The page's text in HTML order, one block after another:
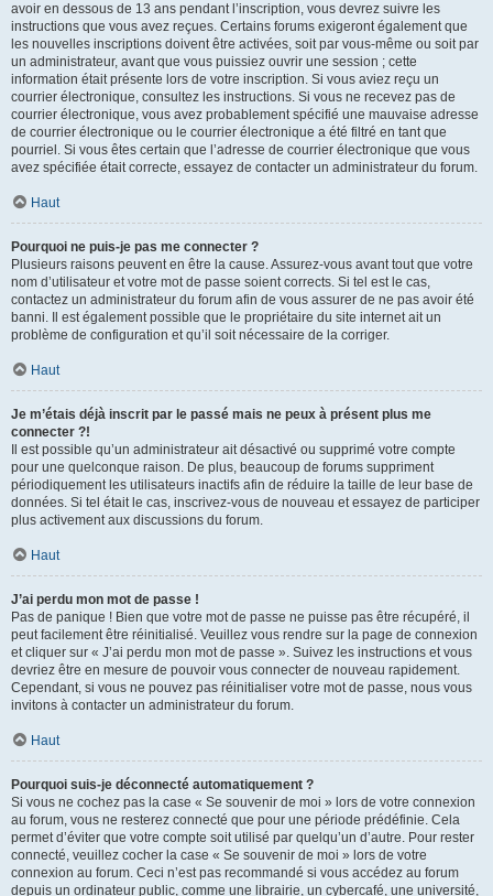
avoir en dessous de 13 ans pendant l’inscription, vous devrez suivre les
instructions que vous avez reçues. Certains forums exigeront également que
les nouvelles inscriptions doivent être activées, soit par vous-même ou soit par
un administrateur, avant que vous puissiez ouvrir une session ; cette
information était présente lors de votre inscription. Si vous aviez reçu un
courrier électronique, consultez les instructions. Si vous ne recevez pas de
courrier électronique, vous avez probablement spécifié une mauvaise adresse
de courrier électronique ou le courrier électronique a été filtré en tant que
pourriel. Si vous êtes certain que l’adresse de courrier électronique que vous
avez spécifiée était correcte, essayez de contacter un administrateur du forum.
Haut
Pourquoi ne puis-je pas me connecter ?
Plusieurs raisons peuvent en être la cause. Assurez-vous avant tout que votre
nom d’utilisateur et votre mot de passe soient corrects. Si tel est le cas,
contactez un administrateur du forum afin de vous assurer de ne pas avoir été
banni. Il est également possible que le propriétaire du site internet ait un
problème de configuration et qu’il soit nécessaire de la corriger.
Haut
Je m’étais déjà inscrit par le passé mais ne peux à présent plus me
connecter ?!
Il est possible qu’un administrateur ait désactivé ou supprimé votre compte
pour une quelconque raison. De plus, beaucoup de forums suppriment
périodiquement les utilisateurs inactifs afin de réduire la taille de leur base de
données. Si tel était le cas, inscrivez-vous de nouveau et essayez de participer
plus activement aux discussions du forum.
Haut
J’ai perdu mon mot de passe !
Pas de panique ! Bien que votre mot de passe ne puisse pas être récupéré, il
peut facilement être réinitialisé. Veuillez vous rendre sur la page de connexion
et cliquer sur « J’ai perdu mon mot de passe ». Suivez les instructions et vous
devriez être en mesure de pouvoir vous connecter de nouveau rapidement.
Cependant, si vous ne pouvez pas réinitialiser votre mot de passe, nous vous
invitons à contacter un administrateur du forum.
Haut
Pourquoi suis-je déconnecté automatiquement ?
Si vous ne cochez pas la case « Se souvenir de moi » lors de votre connexion
au forum, vous ne resterez connecté que pour une période prédéfinie. Cela
permet d’éviter que votre compte soit utilisé par quelqu’un d’autre. Pour rester
connecté, veuillez cocher la case « Se souvenir de moi » lors de votre
connexion au forum. Ceci n’est pas recommandé si vous accédez au forum
depuis un ordinateur public, comme une librairie, un cybercafé, une université,